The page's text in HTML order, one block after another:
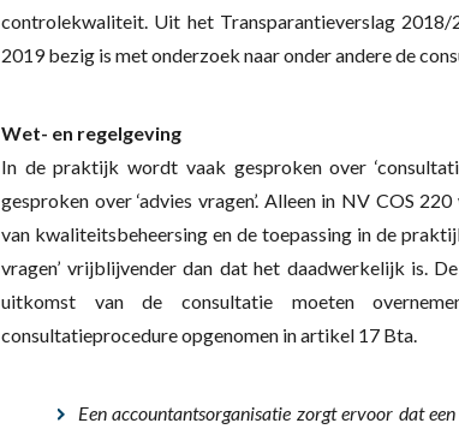
controlekwaliteit. Uit het Transparantieverslag
2019 bezig is met onderzoek naar onder andere de
Wet- en regelgeving
In de praktijk wordt vaak gesproken over
gesproken over ‘advies vragen’. Alleen in NV COS
van kwaliteitsbeheersing en de toepassing in de
vragen’ vrijblijvender dan dat het daadwerkelijk is.
uitkomst van de consultatie moeten
consultatieprocedure opgenomen in artikel 17 Bta.
Een accountantsorganisatie zorgt ervoor dat